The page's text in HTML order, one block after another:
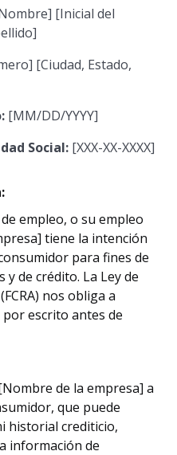
[Inicial del
[Ciudad, Estado,
[MM/DD/YYYY]
Social: [XXX-XX-XXXX]
empleo, o su empleo
tiene la intención
para fines de
y de crédito. La Ley de
nos obliga a
escrito antes de
de la empresa] a
que puede
historial crediticio,
información de